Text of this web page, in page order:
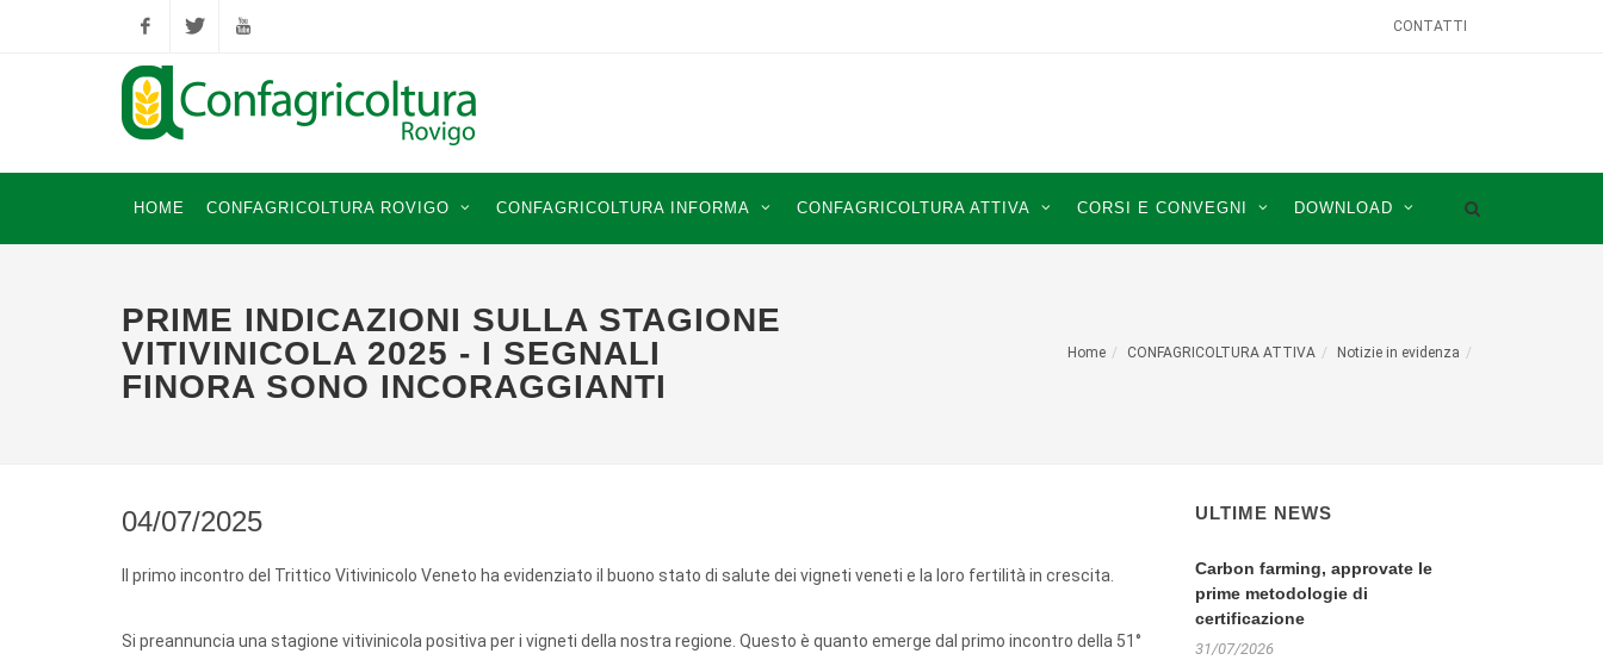
FacebookTwitter YouTube
CONTATTI
HOME CONFAGRICOLTURA ROVIGO CONFAGRICOLTURA INFORMA CONFAGRICOLTURA ATTIVA CORSI E CONVEGNI DOWNLOAD
PRIME INDICAZIONI SULLA STAGIONE
VITIVINICOLA 2025 - I SEGNALI
FINORA SONO INCORAGGIANTI
Home CONFAGRICOLTURA ATTIVA Notizie in evidenza
04/07/2025
Il primo incontro del Trittico Vitivinicolo Veneto ha evidenziato il buono stato di salute dei vigneti veneti e la loro fertilità in crescita.
Si preannuncia una stagione vitivinicola positiva per i vigneti della nostra regione. Questo è quanto emerge dal primo incontro della 51°
ULTIME NEWS
Carbon farming, approvate le
prime metodologie di
certificazione
31/07/2026